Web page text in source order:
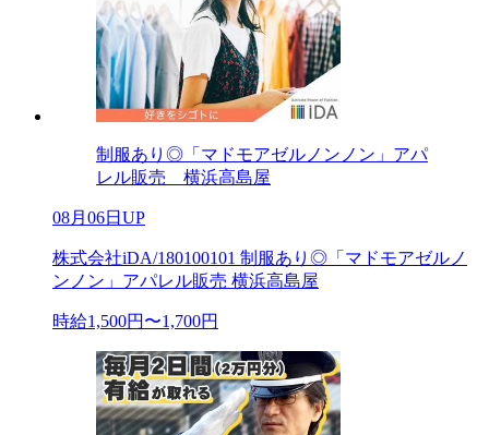
制服あり◎「マドモアゼルノンノン」アパ
レル販売 横浜高島屋
08月06日UP
株式会社iDA/180100101 制服あり◎「マドモアゼルノ
ンノン」アパレル販売 横浜高島屋
時給1,500円〜1,700円